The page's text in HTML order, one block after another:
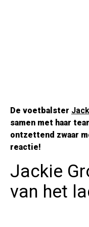
De voetbalster
samen met haar
ontzettend zwaar
reactie!
Jackie
van het